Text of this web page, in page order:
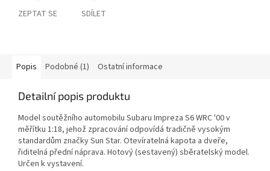
ZEPTAT SE SDÍLET
Popis Podobné (1) Ostatní informace
Detailní popis produktu
Model soutěžního automobilu Subaru Impreza S6 WRC '00 v
měřítku 1:18, jehož zpracování odpovídá tradičně vysokým
standardům značky Sun Star. Otevíratelná kapota a dveře,
řiditelná přední náprava. Hotový (sestavený) sběratelský model.
Určen k vystavení.